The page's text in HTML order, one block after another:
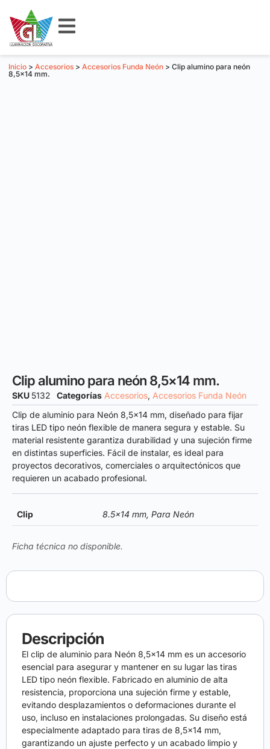
Inicio > Accesorios > Accesorios Funda Neón > Clip alumino para neón
8,5×14 mm.
Clip alumino para neón 8,5×14 mm.
SKU 5132 Categorías Accesorios, Accesorios Funda Neón
Clip de aluminio para Neón 8,5×14 mm, diseñado para fijar
tiras LED tipo neón flexible de manera segura y estable. Su
material resistente garantiza durabilidad y una sujeción firme
en distintas superficies. Fácil de instalar, es ideal para
proyectos decorativos, comerciales o arquitectónicos que
requieren un acabado profesional.
Clip 8.5×14 mm, Para Neón
Ficha técnica no disponible.
Descripción
El clip de aluminio para Neón 8,5×14 mm es un accesorio
esencial para asegurar y mantener en su lugar las tiras
LED tipo neón flexible. Fabricado en aluminio de alta
resistencia, proporciona una sujeción firme y estable,
evitando desplazamientos o deformaciones durante el
uso, incluso en instalaciones prolongadas. Su diseño está
especialmente adaptado para tiras de 8,5×14 mm,
garantizando un ajuste perfecto y un acabado limpio y